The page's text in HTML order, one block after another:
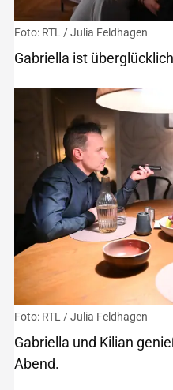
Foto: RTL / Julia Feldhagen
Gabriella ist
Foto: RTL / Julia Feldhagen
Gabriella und Kilian
Abend.